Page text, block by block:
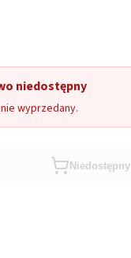
niedostępny
wyprzedany.
Niedostępny